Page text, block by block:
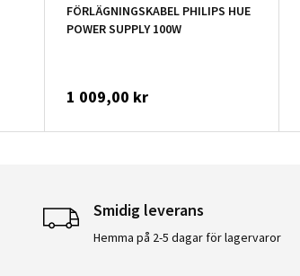
FÖRLÄGNINGSKABEL PHILIPS HUE
POWER SUPPLY 100W
1 009,00 kr
Smidig leverans
Hemma på 2-5 dagar för lagervaror